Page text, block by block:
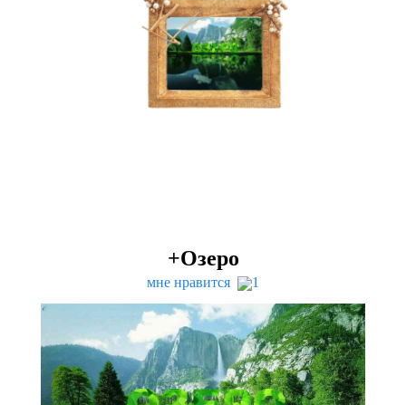
+Озеро
мне нравится 1